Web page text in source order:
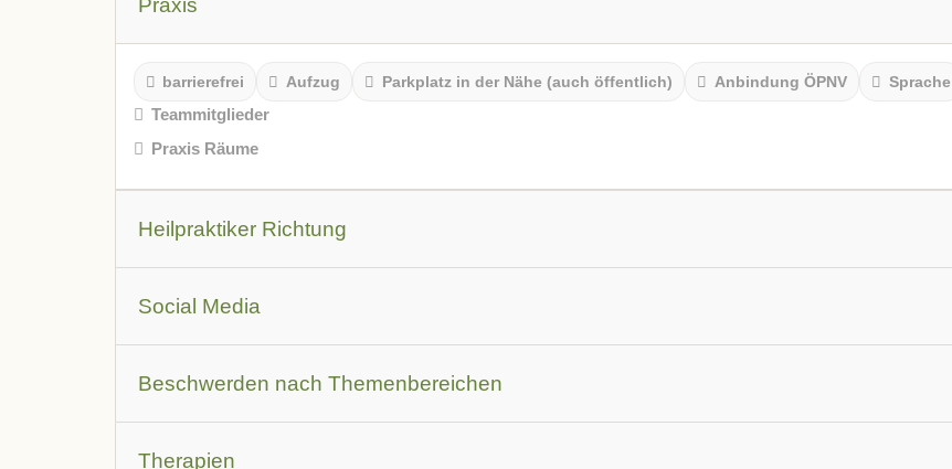
Praxis
barrierefrei Aufzug Parkplatz in der Nähe (auch öffentlich) Anbindung ÖPNV Sprache
Teammitglieder
Praxis Räume
Heilpraktiker Richtung
Social Media
Beschwerden nach Themenbereichen
Therapien